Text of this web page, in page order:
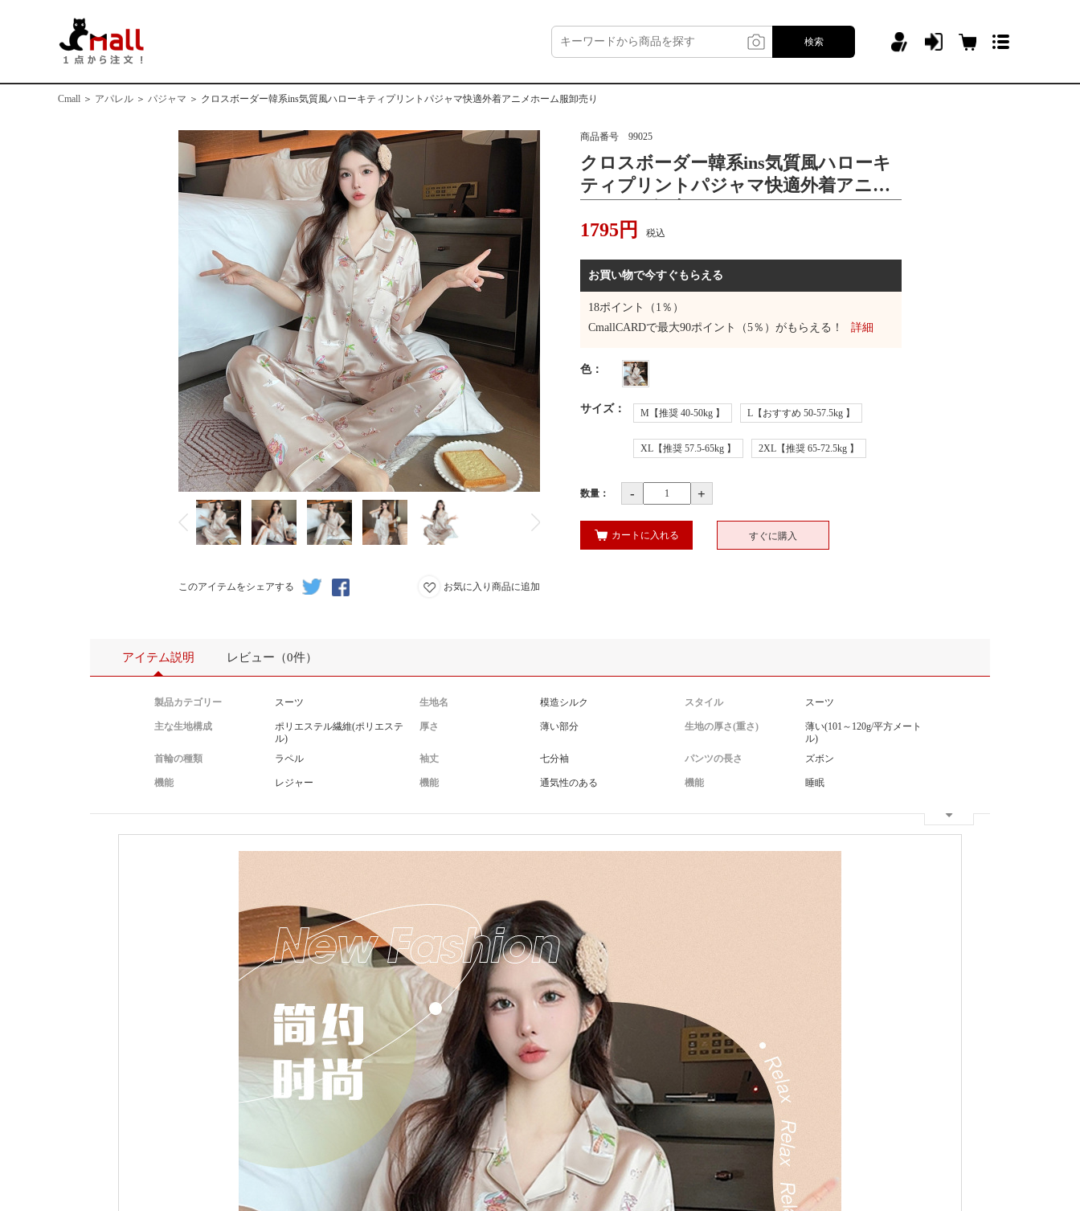
検索
Cmall ＞ アパレル ＞ パジャマ ＞ クロスボーダー韓系ins気質風ハローキティプリントパジャマ快適外着アニメホーム服卸売り
このアイテムをシェアする お気に入り商品に追加
商品番号 99025
クロスボーダー韓系ins気質風ハローキ
ティプリントパジャマ快適外着アニメ
1795円 税込
お買い物で今すぐもらえる
18ポイント（1％）
CmallCARDで最大90ポイント（5％）がもらえる！ 詳細
色：
サイズ： M【推奨 40-50kg 】 L【おすすめ 50-57.5kg 】
XL【推奨 57.5-65kg 】 2XL【推奨 65-72.5kg 】
数量： - +
カートに入れる すぐに購入
アイテム説明 レビュー（0件）
製品カテゴリー スーツ 生地名 模造シルク スタイル スーツ
主な生地構成
ポリエステル繊維(ポリエステ
ル)
厚さ 薄い部分 生地の厚さ(重さ)
薄い(101～120g/平方メート
ル)
首輪の種類
ラペル 袖丈 七分袖 パンツの長さ ズボン
機能 レジャー 機能 通気性のある 機能 睡眠